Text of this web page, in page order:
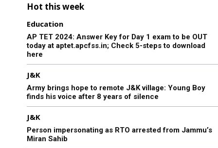
Hot this week
Education
AP TET 2024: Answer Key for Day 1 exam to be OUT
today at aptet.apcfss.in; Check 5-steps to download
here
J&K
Army brings hope to remote J&K village: Young Boy
finds his voice after 8 years of silence
J&K
Person impersonating as RTO arrested from Jammu’s
Miran Sahib